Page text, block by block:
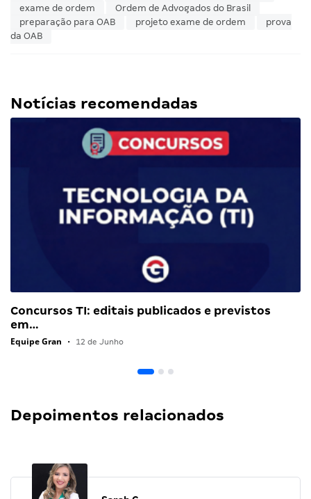
exame de ordem
Ordem de Advogados do Brasil
preparação para OAB
projeto exame de ordem
prova
da OAB
Notícias recomendadas
Concursos TI: editais publicados e previstos
em…
Equipe Gran • 12 de Junho
Depoimentos relacionados